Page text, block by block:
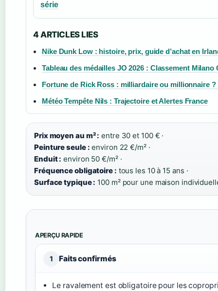
série
4 ARTICLES LIES
Nike Dunk Low : histoire, prix, guide d’achat en
Tableau des médailles JO 2026 : Classement Milano
Fortune de Rick Ross : milliardaire ou millionnaire ?
Météo Tempête Nils : Trajectoire et Alertes France
Prix moyen au m² : entre 30 et 100 € ·
Peinture seule : environ 22 €/m² ·
Enduit : environ 50 €/m² ·
Fréquence obligatoire : tous les 10 à 15 ans ·
Surface typique : 100 m² pour une maison
APERÇU RAPIDE
1 Faits confirmés
Le ravalement est obligatoire pour les